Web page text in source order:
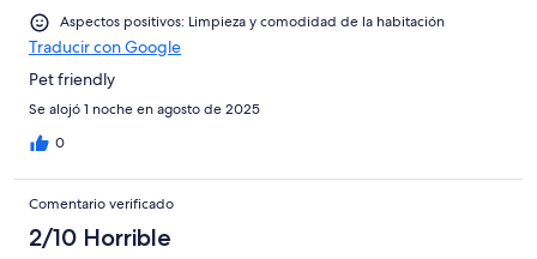
Aspectos positivos: Limpieza y comodidad de la habitación
Traducir con Google
Pet friendly
Se alojó 1 noche en agosto de 2025
0
Comentario verificado
2/10 Horrible